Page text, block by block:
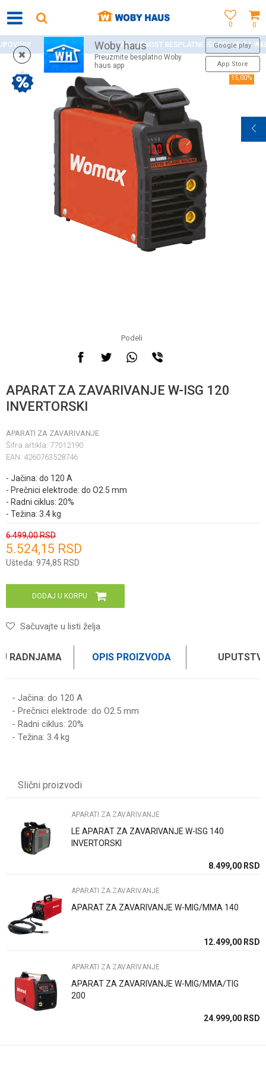
0
0
Woby haus
Preuzmite besplatno Woby
haus app
Google play
App Store
MOGUĆNOST BESPLATNE ISPORUKE ZA WEB PORUDŽBINE!
15,00%
Podeli
APARAT ZA ZAVARIVANJE W-ISG 120
INVERTORSKI
APARATI ZA ZAVARIVANJE
Šifra artikla: 77012190
EAN: 4260763528746
- Jačina: do 120 A
- Prečnici elektrode: do O2.5 mm
- Radni ciklus: 20%
- Težina: 3.4 kg
6.499,00RSD
5.524,15 RSD
Ušteda: 974,85 RSD
Unesi količinu
DODAJ U KORPU
Sačuvajte u listi želja
RADNJAMA OPIS PROIZVODA
- Jačina: do 120 A
- Prečnici elektrode: do O2.5 mm
- Radni ciklus: 20%
- Težina: 3.4 kg
Poruka
Anti-spam zaštita - izračunajte koliko je 9 - 4 :
POŠALJI
Slični proizvodi
APARATI ZA ZAVARIVANJE
LE APARAT ZA ZAVARIVANJE W-ISG 140
INVERTORSKI
8.499,00 RSD
APARATI ZA ZAVARIVANJE
APARAT ZA ZAVARIVANJE W-MIG/MMA 140
12.499,00 RSD
APARATI ZA ZAVARIVANJE
APARAT ZA ZAVARIVANJE W-MIG/MMA/TIG
200
24.999,00 RSD